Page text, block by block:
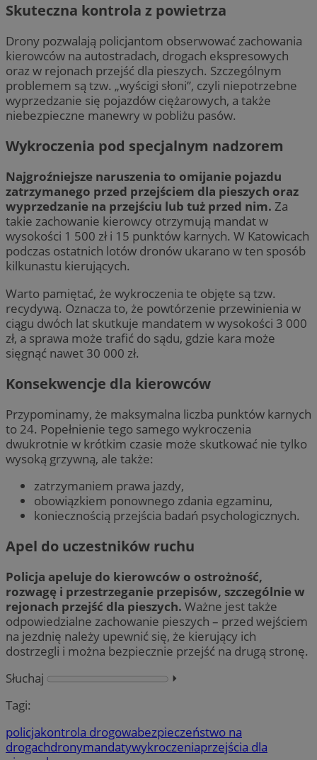
Skuteczna kontrola z powietrza
Drony pozwalają policjantom obserwować zachowania
kierowców na autostradach, drogach ekspresowych
oraz w rejonach przejść dla pieszych. Szczególnym
problemem są tzw. „wyścigi słoni”, czyli niepotrzebne
wyprzedzanie się pojazdów ciężarowych, a także
niebezpieczne manewry w pobliżu pasów.
Wykroczenia pod specjalnym nadzorem
Najgroźniejsze naruszenia to omijanie pojazdu
zatrzymanego przed przejściem dla pieszych oraz
wyprzedzanie na przejściu lub tuż przed nim. Za
takie zachowanie kierowcy otrzymują mandat w
wysokości 1 500 zł i 15 punktów karnych. W Katowicach
podczas ostatnich lotów dronów ukarano w ten sposób
kilkunastu kierujących.
Warto pamiętać, że wykroczenia te objęte są tzw.
recydywą. Oznacza to, że powtórzenie przewinienia w
ciągu dwóch lat skutkuje mandatem w wysokości 3 000
zł, a sprawa może trafić do sądu, gdzie kara może
sięgnąć nawet 30 000 zł.
Konsekwencje dla kierowców
Przypominamy, że maksymalna liczba punktów karnych
to 24. Popełnienie tego samego wykroczenia
dwukrotnie w krótkim czasie może skutkować nie tylko
wysoką grzywną, ale także:
zatrzymaniem prawa jazdy,
obowiązkiem ponownego zdania egzaminu,
koniecznością przejścia badań psychologicznych.
Apel do uczestników ruchu
Policja apeluje do kierowców o ostrożność,
rozwagę i przestrzeganie przepisów, szczególnie w
rejonach przejść dla pieszych. Ważne jest także
odpowiedzialne zachowanie pieszych – przed wejściem
na jezdnię należy upewnić się, że kierujący ich
dostrzegli i można bezpiecznie przejść na drugą stronę.
Słuchaj
⏵︎
Tagi:
policjakontrola drogowabezpieczeństwo na
drogachdronymandatywykroczeniaprzejścia dla